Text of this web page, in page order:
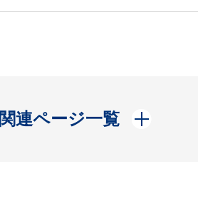
関連ページ一覧
開く